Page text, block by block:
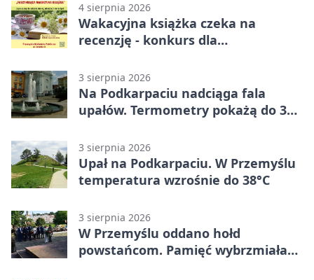
4 sierpnia 2026
Wakacyjna książka czeka na
recenzję - konkurs dla
3 sierpnia 2026
Na Podkarpaciu nadciąga fala
upałów. Termometry pokażą do 36
3 sierpnia 2026
Upał na Podkarpaciu. W Przemyślu
temperatura wzrośnie do 38°C
3 sierpnia 2026
W Przemyślu oddano hołd
powstańcom. Pamięć wybrzmiała